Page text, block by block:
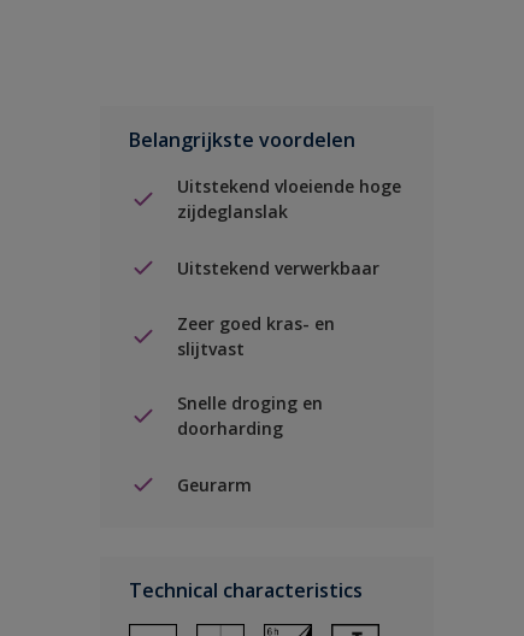
Belangrijkste voordelen
Uitstekend vloeiende hoge
zijdeglanslak
Uitstekend verwerkbaar
Zeer goed kras- en
slijtvast
Snelle droging en
doorharding
Geurarm
Technical characteristics